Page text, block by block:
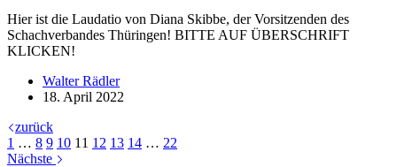
Hier ist die Laudatio von Diana Skibbe, der Vorsitzenden des
Schachverbandes Thüringen! BITTE AUF ÜBERSCHRIFT
KLICKEN!
Walter Rädler
18. April 2022
zurück
1 … 8 9 10 11 12 13 14 … 22
Nächste